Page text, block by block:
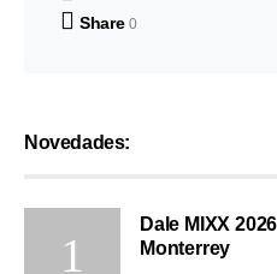
Share 0
Novedades:
Dale MIXX
Monterrey